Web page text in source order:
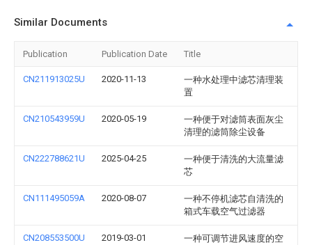
Similar Documents
Publication Publication Date Title
CN211913025U 2020-11-13
一种水处理中滤芯清理装
置
CN210543959U 2020-05-19
一种便于对滤筒表面灰尘
清理的滤筒除尘设备
CN222788621U 2025-04-25
一种便于清洗的大流量滤
芯
CN111495059A 2020-08-07
一种不停机滤芯自清洗的
箱式车载空气过滤器
CN208553500U 2019-03-01
一种可调节进风速度的空